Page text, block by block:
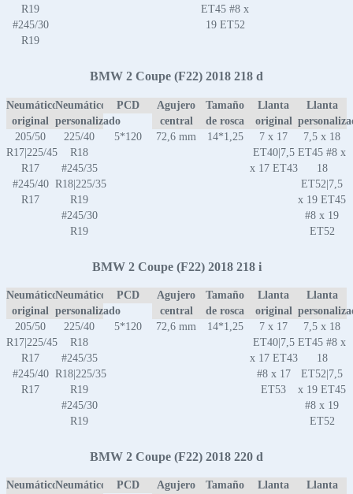
R19
#245/30
R19
ET45 #8 x
19 ET52
BMW 2 Coupe (F22) 2018 218 d
Neumático
original
Neumático
personalizado
PCD
Agujero
central
Tamaño
de rosca
Llanta
original
Llanta
205/50
R17|225/45
R17
#245/40
R17
225/40
R18
#245/35
R18|225/35
R19
#245/30
R19
5*120 72,6 mm 14*1,25
7 x 17
ET40|7,5
x 17 ET43
7,5 x 18
ET45 #8 x
18
ET52|7,5
x 19 ET45
#8 x 19
ET52
BMW 2 Coupe (F22) 2018 218 i
Neumático
original
Neumático
personalizado
PCD
Agujero
central
Tamaño
de rosca
Llanta
original
Llanta
205/50
R17|225/45
R17
#245/40
R17
225/40
R18
#245/35
R18|225/35
R19
#245/30
R19
5*120 72,6 mm 14*1,25
7 x 17
ET40|7,5
x 17 ET43
#8 x 17
ET53
7,5 x 18
ET45 #8 x
18
ET52|7,5
x 19 ET45
#8 x 19
ET52
BMW 2 Coupe (F22) 2018 220 d
NeumáticoNeumático
PCD
Agujero
Tamaño
Llanta
Llanta